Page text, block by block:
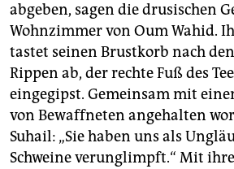
abgeben, sagen die drusischen
Wohnzimmer von Oum Wahid.
tastet seinen Brustkorb nach
Rippen ab, der rechte Fuß des
eingegipst. Gemeinsam mit
von Bewaffneten angehalten
Suhail: „Sie haben uns als
Schweine verunglimpft.“ Mit